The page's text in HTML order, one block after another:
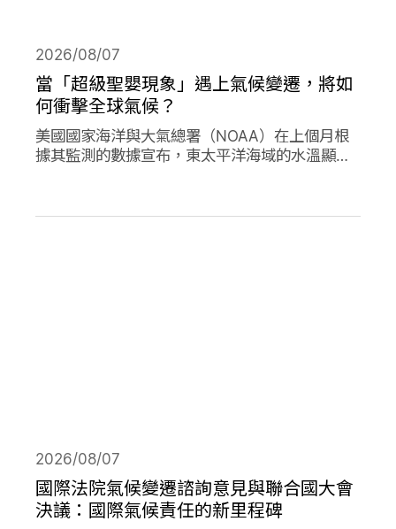
當「超級聖嬰現象」遇上氣候變遷，將如
何衝擊全球氣候？
2026/08/07
美國國家海洋與大氣總署（NOAA）在上個月根
據其監測的數據宣布，東太平洋海域的水溫顯著
來更高水溫的「超級聖嬰現象」，屆時有可能打
國際法院氣候變遷諮詢意見與聯合國大會
決議：國際氣候責任的新里程碑
2026/08/07